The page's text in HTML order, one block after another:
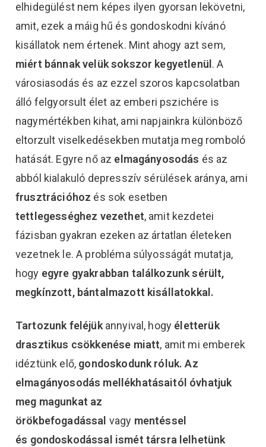
elhidegülést nem képes ilyen gyorsan lekövetni,
amit, ezek a máig hű és gondoskodni kívánó
kisállatok nem értenek. Mint ahogy azt sem,
miért bánnak velük sokszor kegyetlenül . A
városiasodás és az ezzel szoros kapcsolatban
álló felgyorsult élet az emberi pszichére is
nagymértékben kihat, ami napjainkra különböző
eltorzult viselkedésekben mutatja meg romboló
hatását. Egyre nő az elmagányosodás és az
abból kialakuló depresszív sérülések aránya, ami
frusztrációhoz és sok esetben
tettlegességhez vezethet, amit kezdetei
fázisban gyakran ezeken az ártatlan életeken
vezetnek le. A probléma súlyosságát mutatja,
hogy egyre gyakrabban találkozunk sérült,
megkínzott, bántalmazott kisállatokkal.
Tartozunk feléjükannyival, hogy életterük
drasztikus csökkenése miatt, amit mi emberek
idéztünk elő, gondoskodunk róluk. Az
elmagányosodás mellékhatásaitól óvhatjuk
meg magunkat az
örökbefogadással vagy mentéssel
és gondoskodással ismét társra lelhetünk